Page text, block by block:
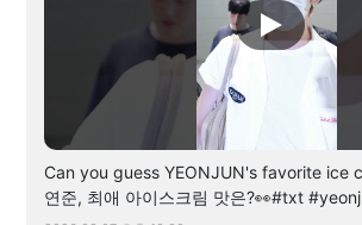
Can you guess YEONJUN's favorite ice
연준, 최애 아이스크림 맛은?👀#txt